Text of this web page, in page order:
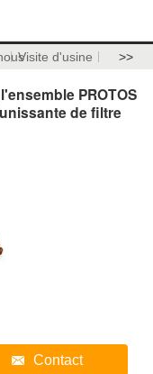
Visite d'usine >>
PROTOS
de filtre
Contact